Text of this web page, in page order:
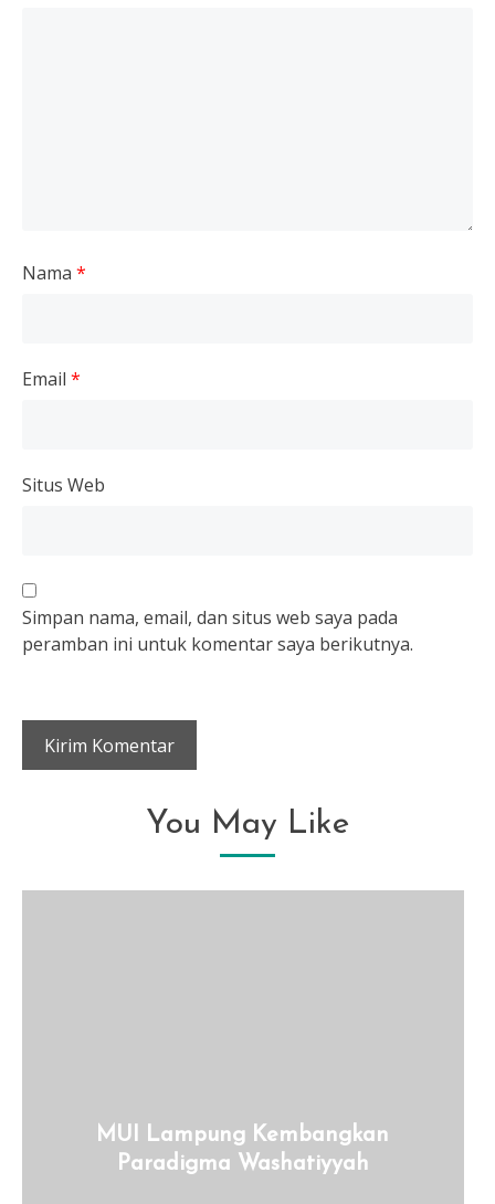
Nama *
Email *
Situs Web
Simpan nama, email, dan situs web saya pada
peramban ini untuk komentar saya berikutnya.
You May Like
MUI Lampung Kembangkan
Paradigma Washatiyyah